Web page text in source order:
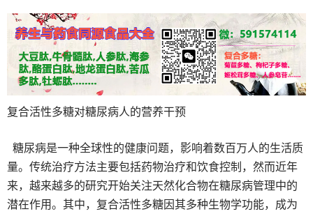
复合活性多糖对糖尿病人的营养干预
糖尿病是一种全球性的健康问题，影响着数百万人的生活质
量。传统治疗方法主要包括药物治疗和饮食控制，然而近年
来，越来越多的研究开始关注天然化合物在糖尿病管理中的
潜在作用。其中，复合活性多糖因其多种生物学功能，成为